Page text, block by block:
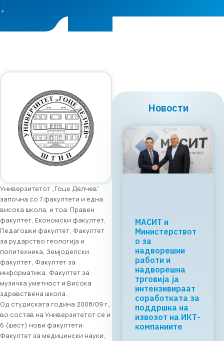
Универзитетот „Гоце Делчев“
започна со 7 факултети и една
висока школа, и тоа: Правен
факултет, Економски факултет,
Педагошки факултет, Факултет
за рударство геологија и
политехника, Земјоделски
факултет, Факултет за
информатика, Факултет за
музичка уметност и Висока
здравствена школа.
Од студиската година 2008/09 г.,
во состав на Универзитетот се и
6 (шест) нови факултети:
Факултет за медицински науки,
Новости
Регионалната
tech соработка
Скопје: Digital
Bridge &
Business ICT
Forum 2026 –
04.06.2026
За првпат се
создава
организирана